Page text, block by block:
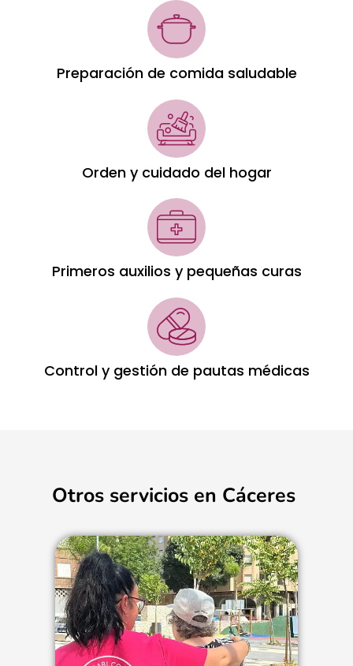
Preparación de comida saludable
Orden y cuidado del hogar
Primeros auxilios y pequeñas curas
Control y gestión de pautas médicas
Otros servicios en Cáceres